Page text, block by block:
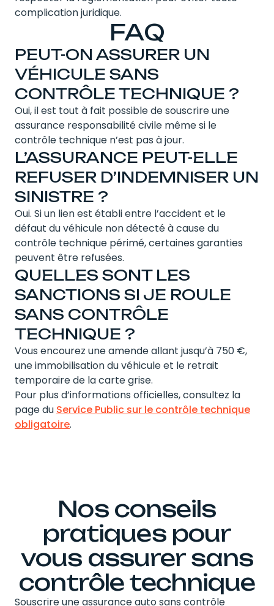
complication juridique.
FAQ
PEUT-ON ASSURER UN
VÉHICULE SANS
CONTRÔLE TECHNIQUE ?
Oui, il est tout à fait possible de souscrire une
assurance responsabilité civile même si le
contrôle technique n’est pas à jour.
L’ASSURANCE PEUT-ELLE
REFUSER D’INDEMNISER UN
SINISTRE ?
Oui. Si un lien est établi entre l’accident et le
défaut du véhicule non détecté à cause du
contrôle technique périmé, certaines garanties
peuvent être refusées.
QUELLES SONT LES
SANCTIONS SI JE ROULE
SANS CONTRÔLE
TECHNIQUE ?
Vous encourez une amende allant jusqu’à 750 €,
une immobilisation du véhicule et le retrait
temporaire de la carte grise.
Pour plus d’informations officielles, consultez la
page du Service Public sur le contrôle technique
obligatoire.
Nos conseils
pratiques pour
vous assurer sans
contrôle technique
Souscrire une assurance auto sans contrôle